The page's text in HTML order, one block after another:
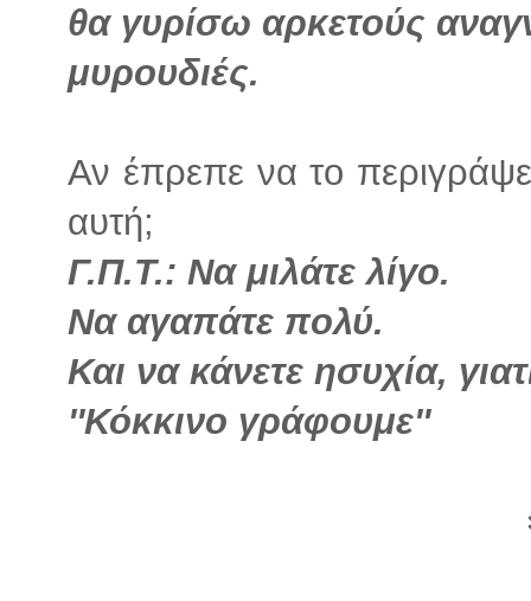
θα γυρίσω αρκετούς
μυρουδιές.
Αν έπρεπε να το
αυτή;
Γ.Π.Τ.: Να μιλάτε λίγο.
Να αγαπάτε πολύ.
Και να κάνετε ησυχία,
''Κόκκινο γράφουμε''